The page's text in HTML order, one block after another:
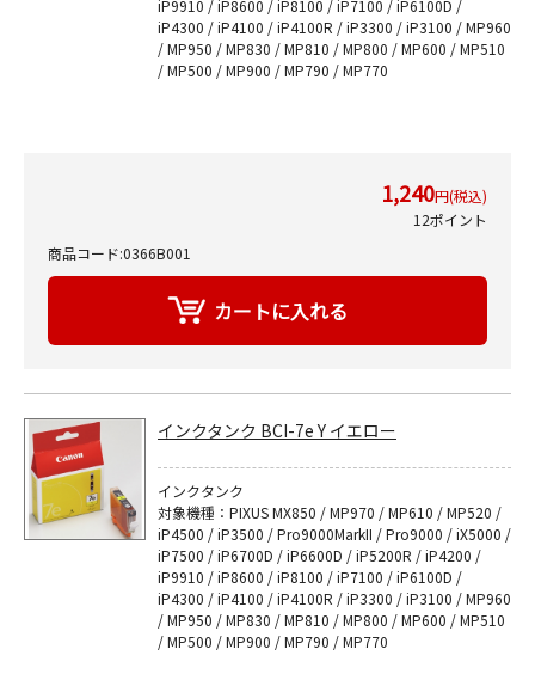
iP9910 / iP8600 / iP8100 / iP7100 / iP6100D /
iP4300 / iP4100 / iP4100R / iP3300 / iP3100 / MP960
/ MP950 / MP830 / MP810 / MP800 / MP600 / MP510
/ MP500 / MP900 / MP790 / MP770
1,240円(税込)
12ポイント
商品コード:0366B001
インクタンク BCI-7e Y イエロー
インクタンク
対象機種：PIXUS MX850 / MP970 / MP610 / MP520 /
iP4500 / iP3500 / Pro9000MarkII / Pro9000 / iX5000 /
iP7500 / iP6700D / iP6600D / iP5200R / iP4200 /
iP9910 / iP8600 / iP8100 / iP7100 / iP6100D /
iP4300 / iP4100 / iP4100R / iP3300 / iP3100 / MP960
/ MP950 / MP830 / MP810 / MP800 / MP600 / MP510
/ MP500 / MP900 / MP790 / MP770